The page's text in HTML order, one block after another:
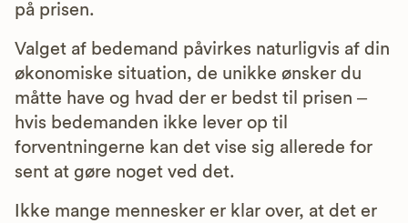
på prisen.
Valget af bedemand påvirkes naturligvis af din
økonomiske situation, de unikke ønsker du
måtte have og hvad der er bedst til prisen –
hvis bedemanden ikke lever op til
forventningerne kan det vise sig allerede for
sent at gøre noget ved det.
Ikke mange mennesker er klar over, at det er